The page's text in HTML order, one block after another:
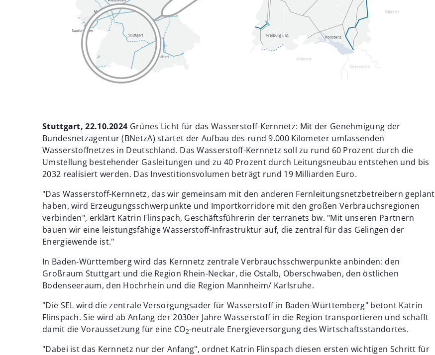
Stuttgart, 22.10.2024 Grünes Licht für das Wasserstoff-Kernnetz: Mit der Genehmigung der
Bundesnetzagentur (BNetzA) startet der Aufbau des rund 9.000 Kilometer umfassenden
Wasserstoffnetzes in Deutschland. Das Wasserstoff-Kernnetz soll zu rund 60 Prozent durch die
Umstellung bestehender Gasleitungen und zu 40 Prozent durch Leitungsneubau entstehen und bis
2032 realisiert werden. Das Investitionsvolumen beträgt rund 19 Milliarden Euro.
"Das Wasserstoff-Kernnetz, das wir gemeinsam mit den anderen Fernleitungsnetzbetreibern geplant
haben, wird Erzeugungsschwerpunkte und Importkorridore mit den großen Verbrauchsregionen
verbinden", erklärt Katrin Flinspach, Geschäftsführerin der terranets bw. "Mit unseren Partnern
bauen wir eine leistungsfähige Wasserstoff-Infrastruktur auf, die zentral für das Gelingen der
Energiewende ist."
In Baden-Württemberg wird das Kernnetz zentrale Verbrauchsschwerpunkte anbinden: den
Großraum Stuttgart und die Region Rhein-Neckar, die Ostalb, Oberschwaben, den östlichen
Bodenseeraum, den Hochrhein und die Region Mannheim/ Karlsruhe.
"Die SEL wird die zentrale Versorgungsader für Wasserstoff in Baden-Württemberg" betont Katrin
Flinspach. Sie wird ab Anfang der 2030er Jahre Wasserstoff in die Region transportieren und schafft
damit die Voraussetzung für eine CO2-neutrale Energieversorgung des Wirtschaftsstandortes.
"Dabei ist das Kernnetz nur der Anfang", ordnet Katrin Flinspach diesen ersten wichtigen Schritt für